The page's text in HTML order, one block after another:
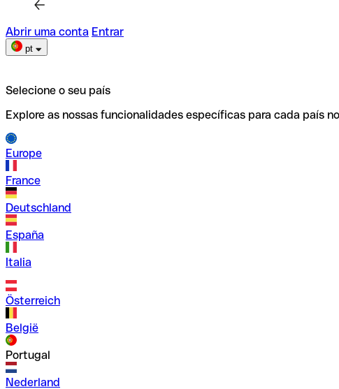
Abrir uma conta Entrar
pt
Selecione o seu país
Explore as nossas funcionalidades específicas para cada país
Europe
France
Deutschland
España
Italia
Österreich
België
Portugal
Nederland